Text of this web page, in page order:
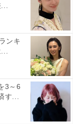
ンキ
3～6
す...